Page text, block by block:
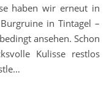
in Tintagel –
ansehen. Schon
Kulisse restlos